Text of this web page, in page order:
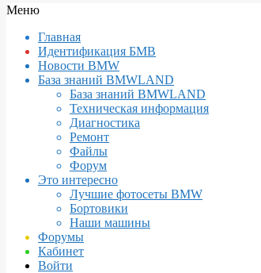
Вторичное
навигации
Меню
Главная
Идентификация БМВ
Новости BMW
База знаний BMWLAND
База знаний BMWLAND
Техническая информация
Диагностика
Ремонт
Файлы
Форум
Это интересно
Лучшие фотосеты BMW
Бортовики
Наши машины
Форумы
Кабинет
Войти